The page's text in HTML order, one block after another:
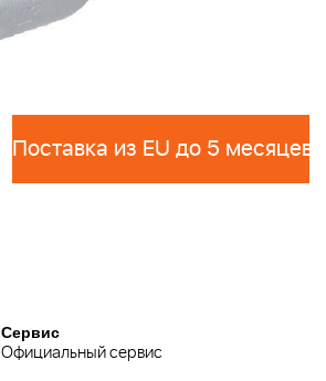
Поставка из EU до 5 месяцев
Сервис
Официальный сервис